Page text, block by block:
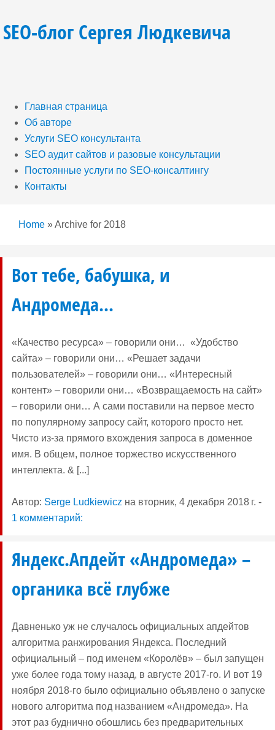
SEO-блог Сергея Людкевича
Главная страница
Об авторе
Услуги SEO консультанта
SEO аудит сайтов и разовые консультации
Постоянные услуги по SEO-консалтингу
Контакты
Home »Archive for 2018
Вот тебе, бабушка, и
Андромеда...
«Качество ресурса» – говорили они… «Удобство
сайта» – говорили они… «Решает задачи
пользователей» – говорили они… «Интересный
контент» – говорили они… «Возвращаемость на сайт»
– говорили они… А сами поставили на первое место
по популярному запросу сайт, которого просто нет.
Чисто из-за прямого вхождения запроса в доменное
имя. В общем, полное торжество искусственного
интеллекта. & [...]
Автор: Serge Ludkiewicz на вторник, 4 декабря 2018 г. -
1 комментарий:
Яндекс.Апдейт «Андромеда» –
органика всё глубже
Давненько уж не случалось официальных апдейтов
алгоритма ранжирования Яндекса. Последний
официальный – под именем «Королёв» – был запущен
уже более года тому назад, в августе 2017-го. И вот 19
ноября 2018-го было официально объявлено о запуске
нового алгоритма под названием «Андромеда». На
этот раз буднично обошлись без предварительных